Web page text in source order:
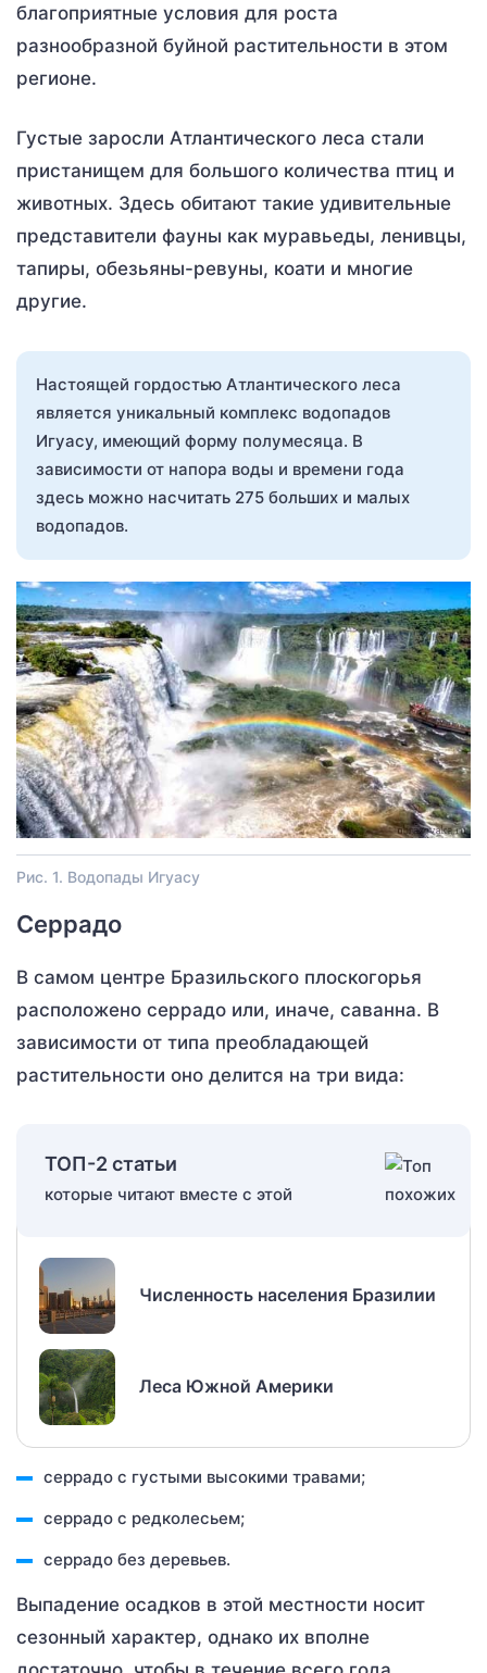
благоприятные условия для роста
разнообразной буйной растительности в этом
регионе.
Густые заросли Атлантического леса стали
пристанищем для большого количества птиц и
животных. Здесь обитают такие удивительные
представители фауны как муравьеды, ленивцы,
тапиры, обезьяны-ревуны, коати и многие
другие.
Настоящей гордостью Атлантического леса
является уникальный комплекс водопадов
Игуасу, имеющий форму полумесяца. В
зависимости от напора воды и времени года
здесь можно насчитать 275 больших и малых
водопадов.
Рис. 1. Водопады Игуасу
Серрадо
В самом центре Бразильского плоскогорья
расположено серрадо или, иначе, саванна. В
зависимости от типа преобладающей
растительности оно делится на три вида:
ТОП-2 статьи
которые читают вместе с этой
Численность населения Бразилии
Леса Южной Америки
серрадо с густыми высокими травами;
серрадо с редколесьем;
серрадо без деревьев.
Выпадение осадков в этой местности носит
сезонный характер, однако их вполне